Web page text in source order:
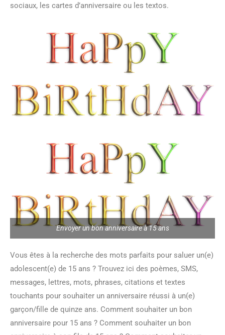
sociaux, les cartes d’anniversaire ou les textos.
Envoyer un bon anniversaire à 15 ans
Vous êtes à la recherche des mots parfaits pour saluer un(e)
adolescent(e) de 15 ans ? Trouvez ici des poèmes, SMS,
messages, lettres, mots, phrases, citations et textes
touchants pour souhaiter un anniversaire réussi à un(e)
garçon/fille de quinze ans. Comment souhaiter un bon
anniversaire pour 15 ans ? Comment souhaiter un bon